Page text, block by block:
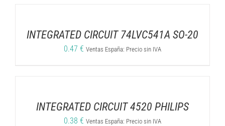
INTEGRATED CIRCUIT 74LVC541A SO-20
0.47 € Ventas España: Precio sin IVA
INTEGRATED CIRCUIT 4520 PHILIPS
0.38 € Ventas España: Precio sin IVA